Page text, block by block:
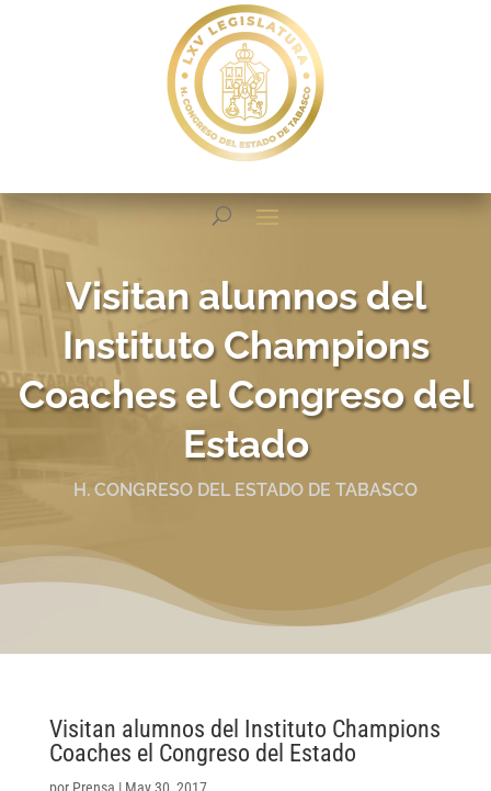
Visitan alumnos del
Instituto Champions
Coaches el Congreso del
Estado
H. CONGRESO DEL ESTADO DE TABASCO
Visitan alumnos del Instituto Champions
Coaches el Congreso del Estado
por Prensa | May 30, 2017